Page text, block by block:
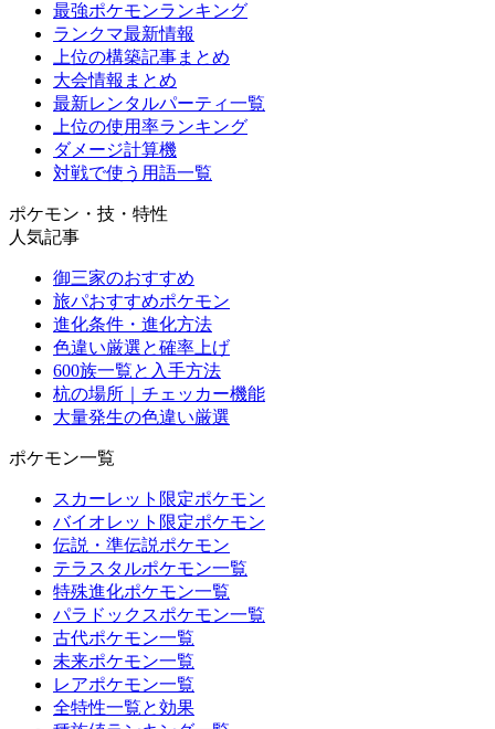
最強ポケモンランキング
ランクマ最新情報
上位の構築記事まとめ
大会情報まとめ
最新レンタルパーティ一覧
上位の使用率ランキング
ダメージ計算機
対戦で使う用語一覧
ポケモン・技・特性
人気記事
御三家のおすすめ
旅パおすすめポケモン
進化条件・進化方法
色違い厳選と確率上げ
600族一覧と入手方法
杭の場所｜チェッカー機能
大量発生の色違い厳選
ポケモン一覧
スカーレット限定ポケモン
バイオレット限定ポケモン
伝説・準伝説ポケモン
テラスタルポケモン一覧
特殊進化ポケモン一覧
パラドックスポケモン一覧
古代ポケモン一覧
未来ポケモン一覧
レアポケモン一覧
全特性一覧と効果